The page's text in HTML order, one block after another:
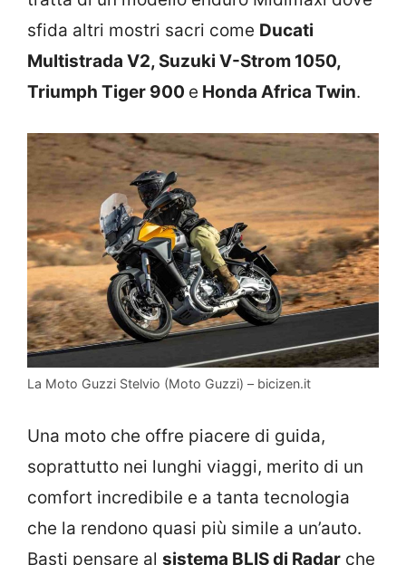
sfida altri mostri sacri come Ducati
Multistrada V2, Suzuki V-Strom 1050,
Triumph Tiger 900 e Honda Africa Twin.
La Moto Guzzi Stelvio (Moto Guzzi) – bicizen.it
Una moto che offre piacere di guida,
soprattutto nei lunghi viaggi, merito di un
comfort incredibile e a tanta tecnologia
che la rendono quasi più simile a un’auto.
Basti pensare al sistema BLIS di Radar che